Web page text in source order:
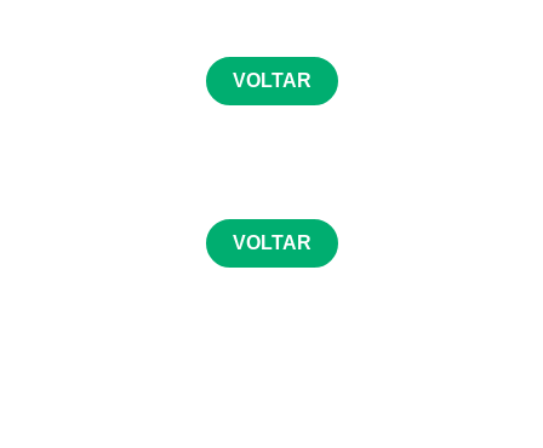
VOLTAR
VOLTAR